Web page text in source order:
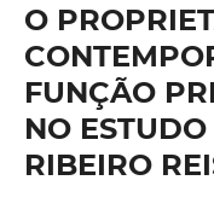
O
FUNÇÃO
NO
RIBEIRO